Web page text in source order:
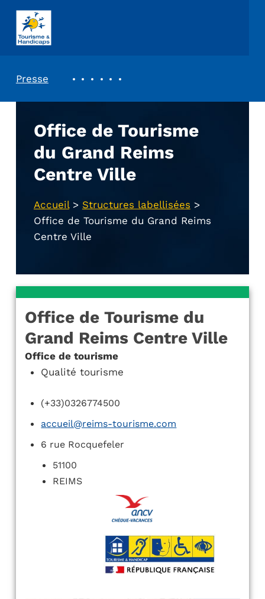
ASSOCIATION TOURISME ET HANDICAPS
Presse
Office de Tourisme
du Grand Reims
Centre Ville
Accueil> Structures labellisées >
Office de Tourisme du Grand Reims
Centre Ville
Office de Tourisme du
Grand Reims Centre Ville
Office de tourisme
Qualité tourisme
(+33)0326774500
accueil@reims-tourisme.com
6 rue Rocquefeler
51100
REIMS